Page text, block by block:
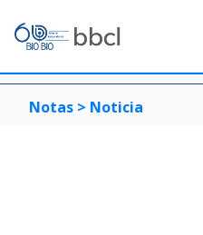
Notas > Noticia